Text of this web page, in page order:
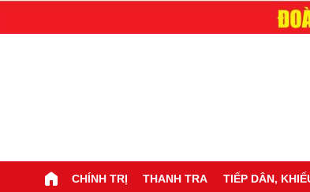
CHÍNH TRỊ THANH TRA TIẾP DÂN,